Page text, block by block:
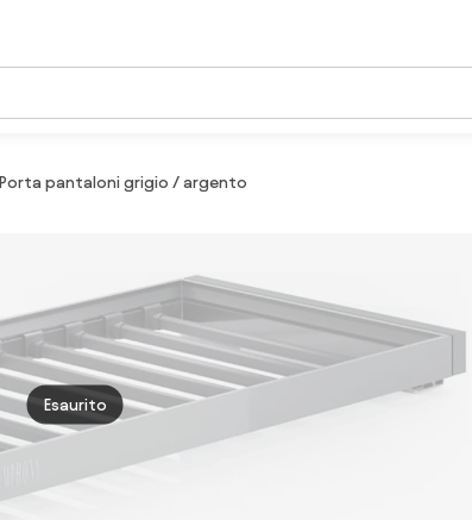
Porta pantaloni grigio / argento
Esaurito